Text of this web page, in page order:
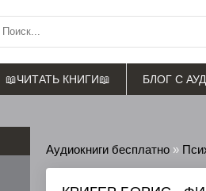
Аудиокниги бесплатно »
📖ЧИТАТЬ КНИГИ📖 БЛОГ С